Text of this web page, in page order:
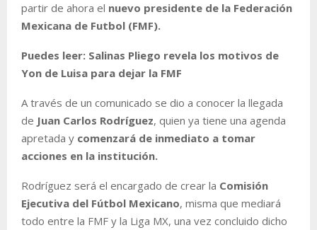
partir de ahora el nuevo presidente de la Federación
Mexicana de Futbol (FMF).
Puedes leer: Salinas Pliego revela los motivos de
Yon de Luisa para dejar la FMF
A través de un comunicado se dio a conocer la llegada
de Juan Carlos Rodríguez, quien ya tiene una agenda
apretada y comenzará de inmediato a tomar
acciones en la institución.
Rodríguez será el encargado de crear la Comisión
Ejecutiva del Fútbol Mexicano, misma que mediará
todo entre la FMF y la Liga MX, una vez concluido dicho